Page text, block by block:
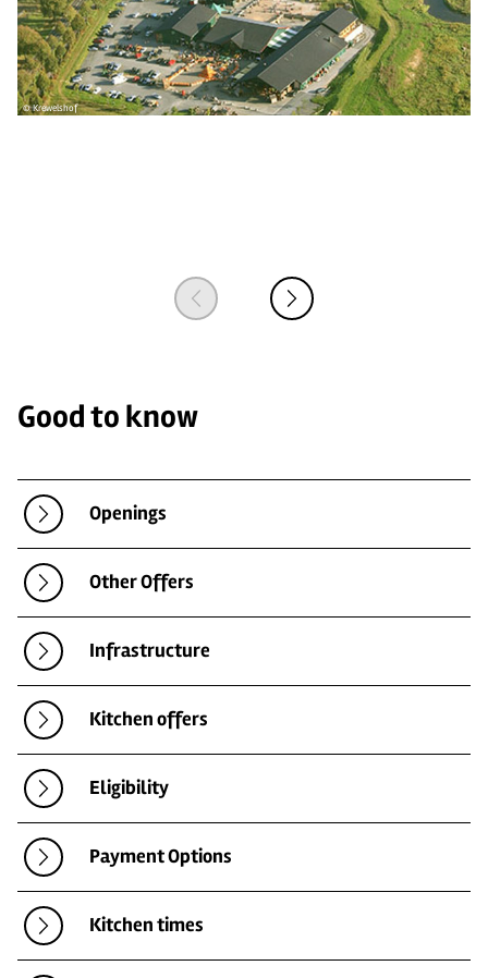
© Krewelshof
Good to know
Openings
Other Offers
Infrastructure
Kitchen offers
Eligibility
Payment Options
Kitchen times